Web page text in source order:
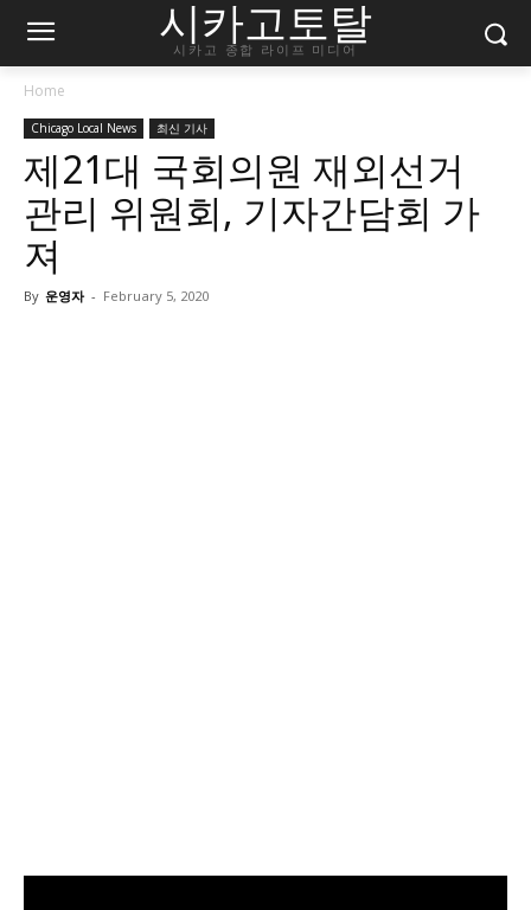
시카고토탈
시카고 종합 라이프 미디어
Home
Chicago Local News 최신 기사
제21대 국회의원 재외선거
관리 위원회, 기자간담회 가
져
By 운영자 - February 5, 2020